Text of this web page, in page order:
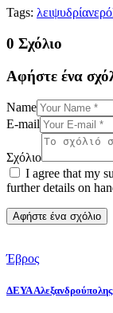
Tags: λειψυδρίανερό
0 Σχόλιο
Αφήστε ένα
Name
E-mail
Σχόλιο
I agree that my
further details on
Έβρος
ΔΕΥΑ